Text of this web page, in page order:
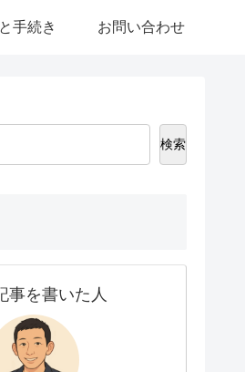
手続き お問い合わせ
検索
事を書いた人